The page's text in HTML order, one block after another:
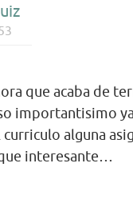
que acaba de
importantisimo
alguna
interesante…